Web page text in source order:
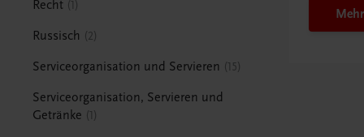
Recht 1
Russisch 2
Serviceorganisation und Servieren 15
Serviceorganisation, Servieren und
Getränke
1